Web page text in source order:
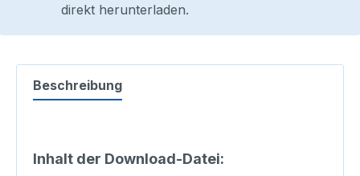
direkt herunterladen.
Beschreibung
Inhalt der Download-Datei: